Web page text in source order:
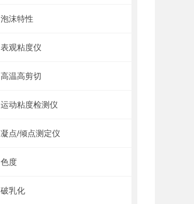
泡沫特性
表观粘度仪
高温高剪切
运动粘度检测仪
凝点/倾点测定仪
色度
破乳化